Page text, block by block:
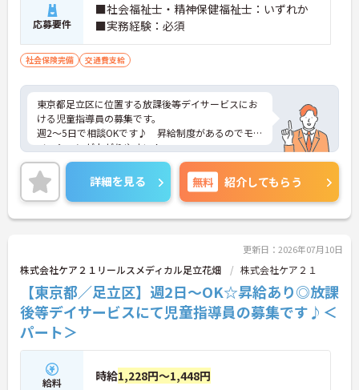
応募要件
■社会福祉士・精神保健福祉士：いずれか
■実務経験：必須
社会保険完備 交通費支給
東京都足立区に位置する放課後等デイサービスにお
ける児童指導員の募集です。
週2～5日で相談OKです♪ 昇給制度があるのでモチ
ベーションが上がりやすい！
組合制度があるなど、福利厚生も充実しています☆
ご興味のある方には、面接対策ポイントなど、さら
に詳細をお話しいたしますのでお気軽にご相談くだ
さい！
詳細を見る 無料 紹介してもらう
更新日：2026年07月10日
株式会社ケア２１リールスメディカル足立花畑 株式会社ケア２１
【東京都／足立区】週2日～OK☆昇給あり◎放課
後等デイサービスにて児童指導員の募集です♪＜
パート＞
給料 時給1,228円～1,448円